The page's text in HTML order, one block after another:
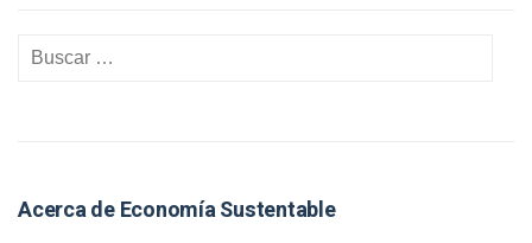
Acerca de Economía Sustentable